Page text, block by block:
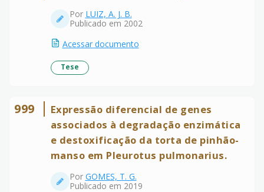
Por LUIZ, A. J. B.
Publicado em 2002
Acessar documento
Tese
999
Expressão diferencial de genes
associados à degradação enzimática
e destoxificação da torta de pinhão-
manso em Pleurotus pulmonarius.
Por GOMES, T. G.
Publicado em 2019